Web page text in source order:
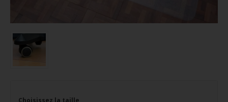
Choisissez la taille